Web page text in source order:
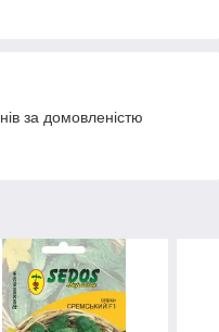
за домовленістю